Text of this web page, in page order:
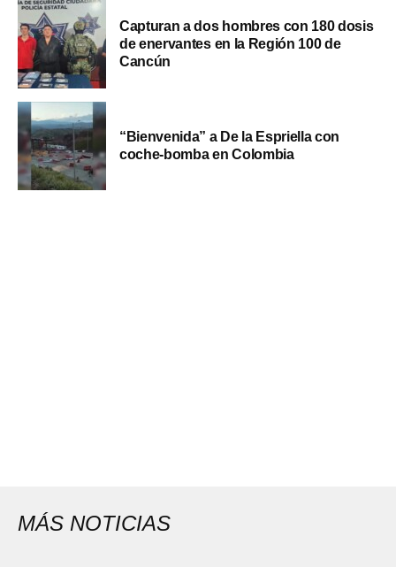
Capturan a dos hombres con 180 dosis
de enervantes en la Región 100 de
Cancún
“Bienvenida” a De la Espriella con
coche-bomba en Colombia
MÁS NOTICIAS